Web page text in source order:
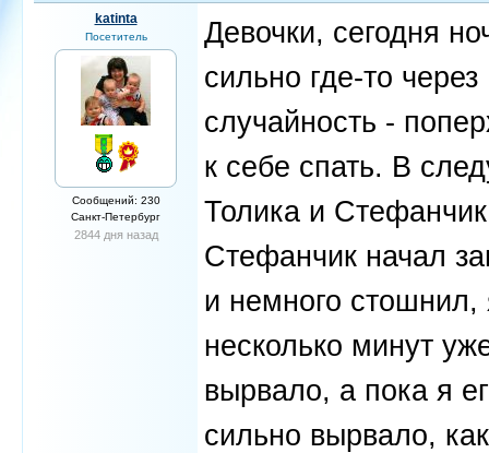
katinta
Посетитель
Сообщений: 230
Санкт-Петербург
2844 дня назад
Девочки, сегодня
сильно где-то
случайность -
к себе спать. В
Толика и
Стефанчик начал
и немного стошнил,
несколько минут
вырвало, а пока я
сильно вырвало,